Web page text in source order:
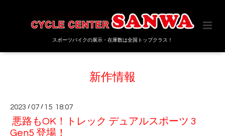
スポーツバイクの展示・在庫数は全国トップクラス！
新作情報
2023 /07 / 15 18:07
悪路もOK！トレック デュアルスポーツ 3
Gen5 登場！